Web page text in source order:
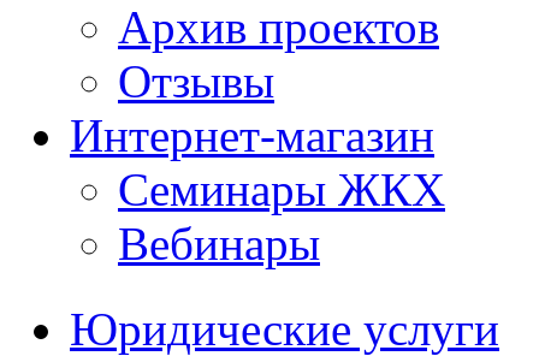
Архив проектов
Отзывы
Интернет-магазин
Семинары ЖКХ
Вебинары
Юридические услуги